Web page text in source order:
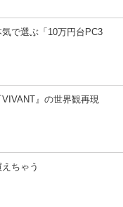
で選ぶ「10万円台PC3
』の世界観再現
ちゃう